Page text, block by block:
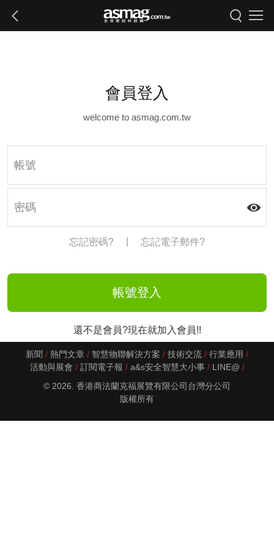
會員登入
welcome to asmag.com.tw
忘記密碼? 忘記電子郵件?
還不是會員?現在就加入會員!!
新聞 熱門文章 智慧物聯解決方案 技術交流
行業應用
活動與展會
訂閱電子報 a&s安全智慧大小事
LINE@
© 2026. 香港商法蘭克福展覽有限公司台灣分公司
版權所有